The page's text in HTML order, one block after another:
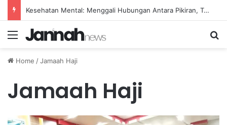
Kesehatan Mental: Menggali Hubungan Antara Pikiran, Tubuh, dan Emosi secara Mendalam
Menu
Home /Jamaah Haji
Jamaah Haji